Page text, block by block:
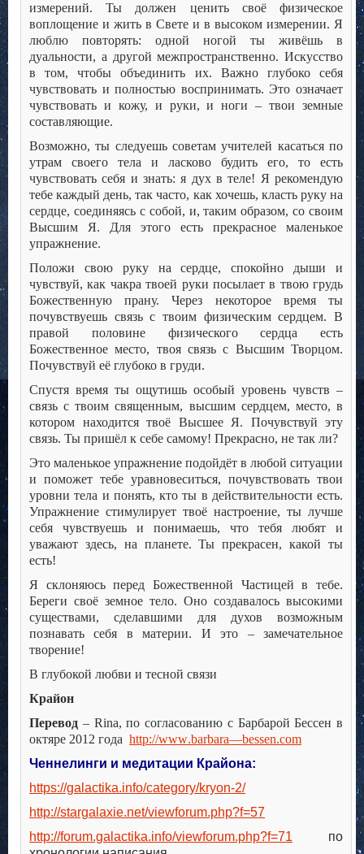
измерений. Ты должен ценить своё физическое
воплощение и жить в Свете и в высоком измерении. Я
люблю повторять: одной ногой ты живёшь в
дуальности, а другой межпространственно. Искусство
в том, чтобы объединить их. Важно глубоко себя
чувствовать и полностью воспринимать. Это означает
чувствовать и кожу, и руки, и ноги – твои земные
составляющие.
Возможно, ты следуешь советам учителей касаться по
утрам своего тела и ласково будить его, то есть
чувствовать себя и знать: я дух в теле! Я рекомендую
тебе каждый день, так часто, как хочешь, класть руку на
сердце, соединяясь с собой, и, таким образом, со своим
Высшим Я. Для этого есть прекрасное маленькое
упражнение.
Положи свою руку на сердце, спокойно дыши и
чувствуй, как чакра твоей руки посылает в твою грудь
Божественную прану. Через некоторое время ты
почувствуешь связь с твоим физическим сердцем. В
правой половине физического сердца есть
Божественное место, твоя связь с Высшим Творцом.
Почувствуй её глубоко в груди.
Спустя время ты ощутишь особый уровень чувств –
связь с твоим священным, высшим сердцем, место, в
котором находится твоё Высшее Я. Почувствуй эту
связь. Ты пришёл к себе самому! Прекрасно, не так ли?
Это маленькое упражнение подойдёт в любой ситуации
и поможет тебе уравновеситься, почувствовать твои
уровни тела и понять, кто ты в действительности есть.
Упражнение стимулирует твоё настроение, ты лучше
себя чувствуешь и понимаешь, что тебя любят и
уважают здесь, на планете. Ты прекрасен, какой ты
есть!
Я склоняюсь перед Божественной Частицей в тебе.
Береги своё земное тело. Оно создавалось высокими
существами, сделавшими для духов возможным
познавать себя в материи. И это – замечательное
творение!
В глубокой любви и тесной связи
Крайон
Перевод – Rina, по согласованию с Барбарой Бессен в
октяре 2012 года http://www.barbara—bessen.com
Ченнелинги и медитации Крайона:
https://galactika.info/category/kryon-2/
http://stargalaxie.net/viewforum.php?f=57
http://forum.galactika.info/viewforum.php?f=71 по